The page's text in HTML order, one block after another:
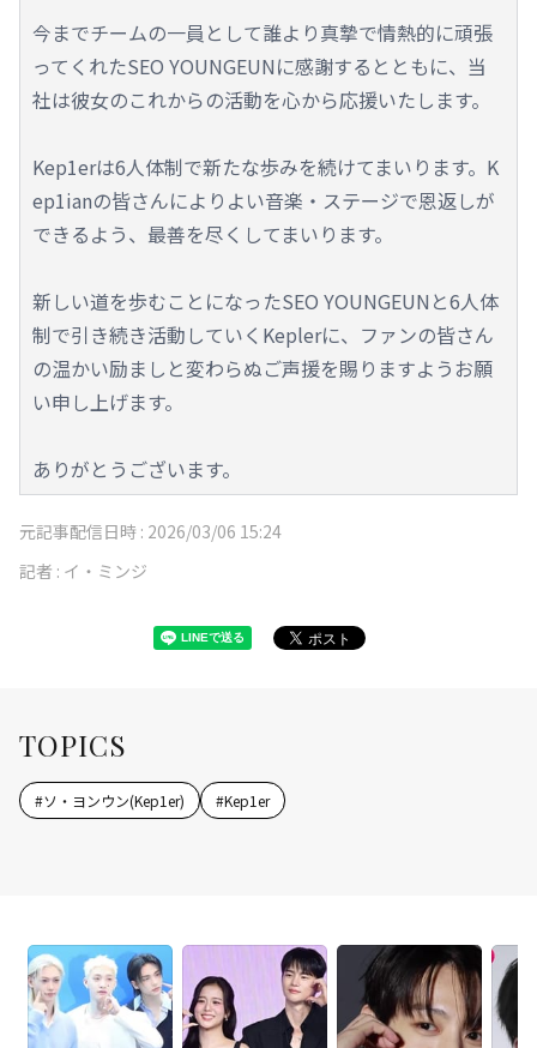
今までチームの一員として誰より真摯で情熱的に頑張
ってくれたSEO YOUNGEUNに感謝するとともに、当
社は彼女のこれからの活動を心から応援いたします。
Kep1erは6人体制で新たな歩みを続けてまいります。K
ep1ianの皆さんによりよい音楽・ステージで恩返しが
できるよう、最善を尽くしてまいります。
新しい道を歩むことになったSEO YOUNGEUNと6人体
制で引き続き活動していくKeplerに、ファンの皆さん
の温かい励ましと変わらぬご声援を賜りますようお願
い申し上げます。
ありがとうございます。
元記事配信日時 : 2026/03/06 15:24
記者 : イ・ミンジ
TOPICS
#ソ・ヨンウン(Kep1er) #Kep1er